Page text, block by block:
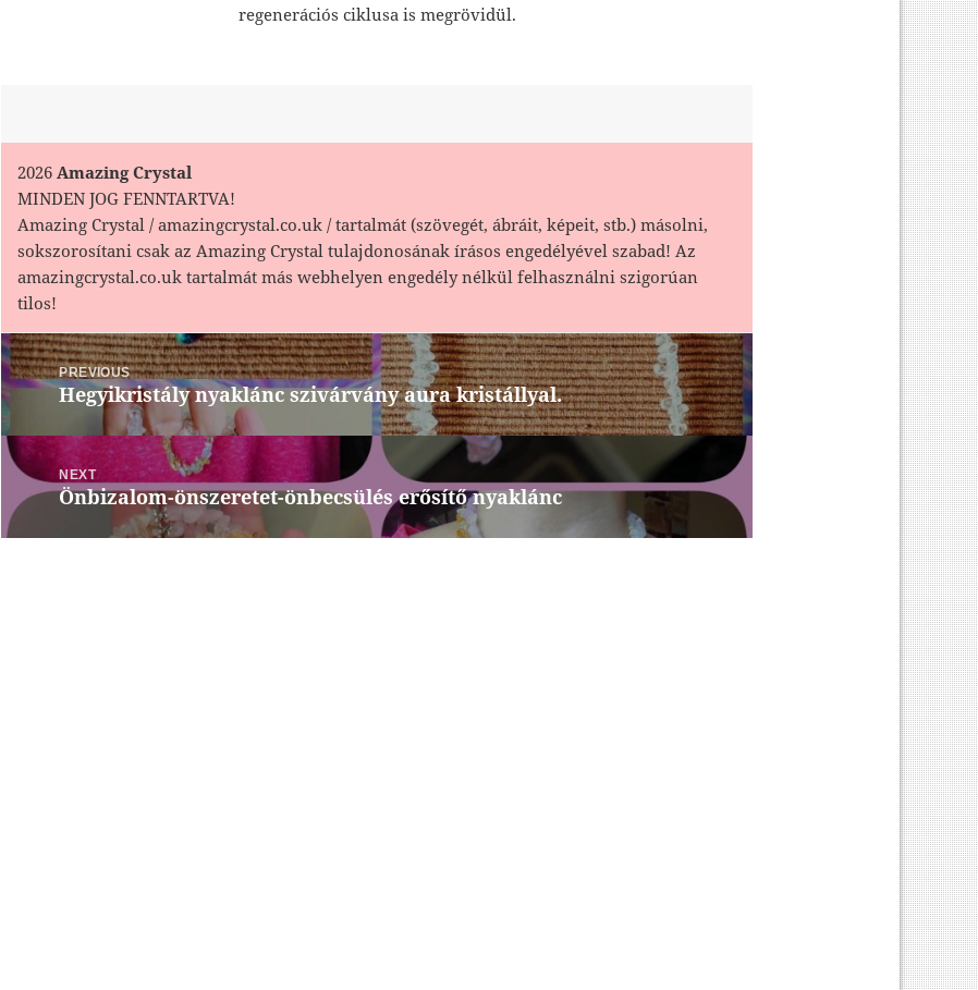
regenerációs ciklusa is megrövidül.
2026 Amazing Crystal
MINDEN JOG FENNTARTVA!
Amazing Crystal / amazingcrystal.co.uk / tartalmát (szövegét, ábráit, képeit, stb.) másolni,
sokszorosítani csak az Amazing Crystal tulajdonosának írásos engedélyével szabad! Az
amazingcrystal.co.uk tartalmát más webhelyen engedély nélkül felhasználni szigorúan
tilos!
Bejegyzés
navigációPREVIOUS
Previous
Hegyikristály nyaklánc szivárvány aura kristállyal.
NEXT
Next
Önbizalom-önszeretet-önbecsülés erősítő nyaklánc